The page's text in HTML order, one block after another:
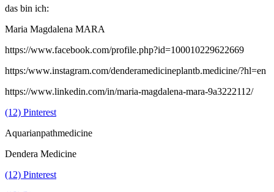
das bin ich:
Maria Magdalena MARA
https://www.facebook.com/profile.php?id=100010229622669
https:/www.instagram.com/denderamedicineplantb.medicine/?hl=en
https://www.linkedin.com/in/maria-magdalena-mara-9a3222112/
(12) Pinterest
Aquarianpathmedicine
Dendera Medicine
(12) Pinterest